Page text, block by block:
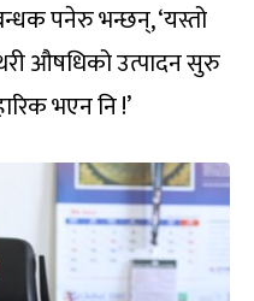
पनेरु भन्छन्, ‘यस्तो
औषधिको उत्पादन सुरु
भएन नि !’